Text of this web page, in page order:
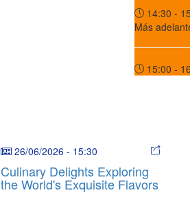
14:30 -
Más
15:00 -
26/06/2026 - 15:30
Culinary Delights Exploring
the World's Exquisite Flavors